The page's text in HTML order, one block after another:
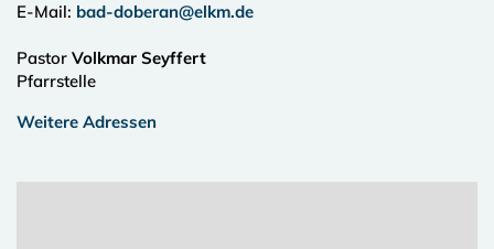
E-Mail: bad-doberan@elkm.de
Pastor Volkmar Seyffert
Pfarrstelle
Weitere Adressen